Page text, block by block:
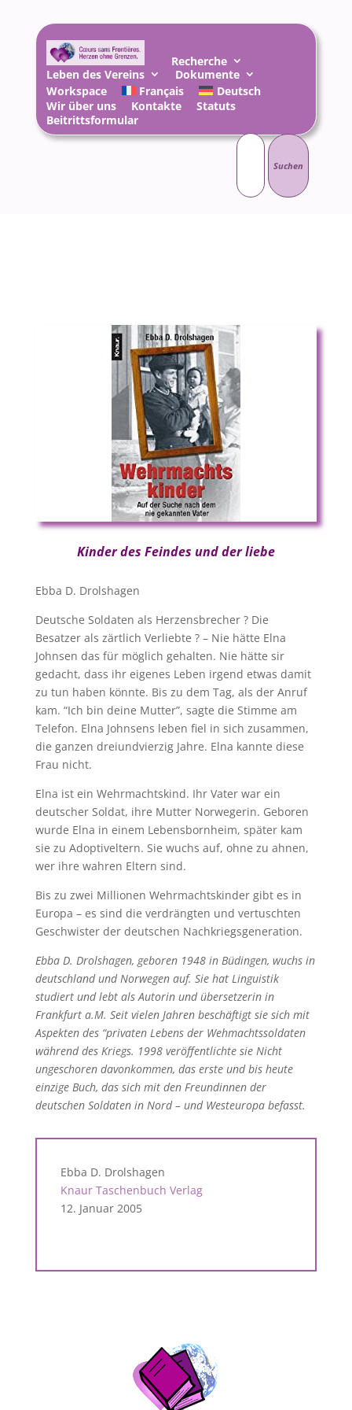
Recherche
Leben des Vereins
Dokumente
Workspace
Français
Deutsch
Wir über uns
Kontakte
Statuts
Beitrittsformular
Suchen
nach:
Kinder des Feindes und der liebe
Ebba D. Drolshagen
Deutsche Soldaten als Herzensbrecher ? Die
Besatzer als zärtlich Verliebte ? – Nie hätte Elna
Johnsen das für möglich gehalten. Nie hätte sir
gedacht, dass ihr eigenes Leben irgend etwas damit
zu tun haben könnte. Bis zu dem Tag, als der Anruf
kam. “Ich bin deine Mutter”, sagte die Stimme am
Telefon. Elna Johnsens leben fiel in sich zusammen,
die ganzen dreiundvierzig Jahre. Elna kannte diese
Frau nicht.
Elna ist ein Wehrmachtskind. Ihr Vater war ein
deutscher Soldat, ihre Mutter Norwegerin. Geboren
wurde Elna in einem Lebensbornheim, später kam
sie zu Adoptiveltern. Sie wuchs auf, ohne zu ahnen,
wer ihre wahren Eltern sind.
Bis zu zwei Millionen Wehrmachtskinder gibt es in
Europa – es sind die verdrängten und vertuschten
Geschwister der deutschen Nachkriegsgeneration.
Ebba D. Drolshagen, geboren 1948 in Büdingen, wuchs in
deutschland und Norwegen auf. Sie hat Linguistik
studiert und lebt als Autorin und übersetzerin in
Frankfurt a.M. Seit vielen Jahren beschäftigt sie sich mit
Aspekten des “privaten Lebens der Wehmachtssoldaten
während des Kriegs. 1998 veröffentlichte sie Nicht
ungeschoren davonkommen, das erste und bis heute
einzige Buch, das sich mit den Freundinnen der
deutschen Soldaten in Nord – und Westeuropa befasst.
Ebba D. Drolshagen
Knaur Taschenbuch Verlag
12. Januar 2005